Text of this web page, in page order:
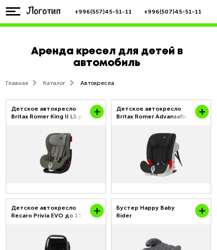
+996(557)45-51-11 +996(507)45-51-11
Аренда кресел для детей в
автомобиль
Главная Каталог Автокресла
Детское автокресло
Britax Romer King II LS до
Детское автокресло
Britax Romer Advansafix
Детское автокресло
Recaro Privia EVO до 13
Бустер Happy Baby
Rider